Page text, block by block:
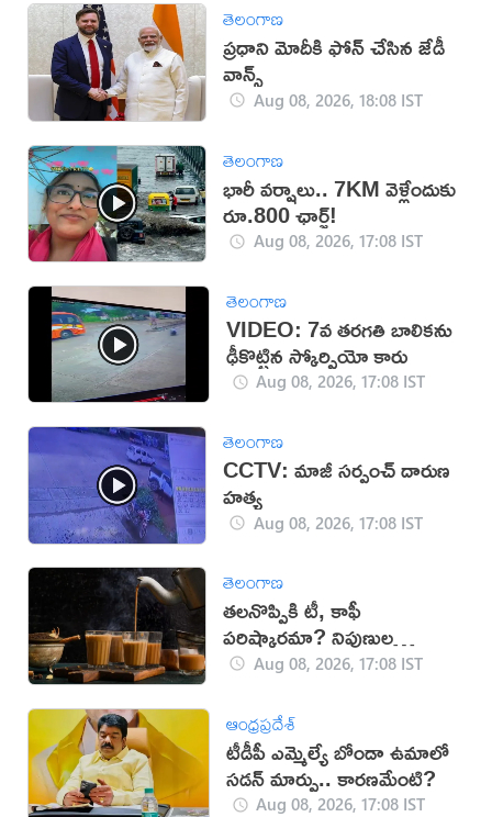
తెలంగాణ
ప్రధాని మోదీకి ఫోన్ చేసిన జేడీ
వాన్స్
Aug 08, 2026, 18:08 IST
తెలంగాణ
భారీ వర్షాలు.. 7KM వెళ్లేందుకు
రూ.800 ఛార్జ్!
Aug 08, 2026, 17:08 IST
తెలంగాణ
VIDEO: 7వ తరగతి బాలికను
ఢీకొట్టిన స్కోర్పియో కారు
Aug 08, 2026, 17:08 IST
తెలంగాణ
CCTV: మాజీ సర్పంచ్ దారుణ
హత్య
Aug 08, 2026, 17:08 IST
తెలంగాణ
తలనొప్పికి టీ, కాఫీ
పరిష్కారమా? నిపుణుల
సూచనలు ఇవే!
Aug 08, 2026, 17:08 IST
ఆంధ్రప్రదేశ్
టీడీపీ ఎమ్మెల్యే బోండా ఉమాలో
సడన్‌ మార్పు.. కారణమేంటి?
Aug 08, 2026, 17:08 IST